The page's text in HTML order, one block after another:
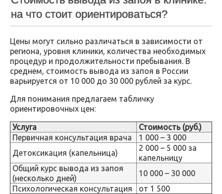
на что стоит ориентироваться?
Цены могут сильно различаться в зависимости от
региона, уровня клиники, количества необходимых
процедур и продолжительности пребывания. В
среднем, стоимость вывода из запоя в России
варьируется от 10 000 до 30 000 рублей за курс.
Для понимания предлагаем табличку
ориентировочных цен:
Услуга
Стоимость (руб.)
Первичная консультация врача
1 000 – 3 000
Детоксикация (капельница)
2 000 – 5 000 за
капельницу
Общий курс вывода из запоя
(несколько дней)
10 000 – 30 000
Психологическая консультация
от 1 500